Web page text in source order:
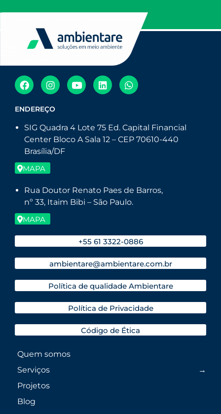
ENDEREÇO
SIG Quadra 4 Lote 75 Ed. Capital Financial
Center Bloco A Sala 12 – CEP 70610-440
Brasília/DF
MAPA
Rua Doutor Renato Paes de Barros,
nº 33, Itaim Bibi – São Paulo.
MAPA
+55 61 3322-0886
ambientare@ambientare.com.br
Política de qualidade Ambientare
Política de Privacidade
Código de Ética
Quem somos
Serviços
Projetos
Blog